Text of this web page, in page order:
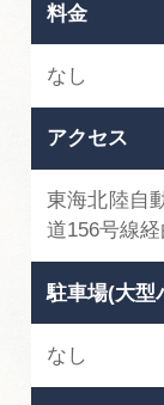
料金
なし
アクセス
東海北陸自
道156号線
駐車場(大型
なし